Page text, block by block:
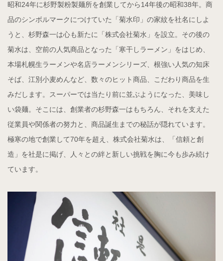
昭和24年に杉野製粉製麺所を創業してから14年後の昭和38年。商
品のシンボルマークにつけていた「菊水印」の家紋を社名にしよ
うと、杉野森一は心も新たに「株式会社菊水」を設立。その後の
菊水は、空前の人気商品となった「寒干しラーメン」をはじめ、
本場札幌生ラーメンや名店ラーメンシリーズ、根強い人気の知床
そば、江別小麦めんなど、数々のヒット商品、こだわり商品を生
みだします。スーパーでは当たり前に並ぶようになった、美味し
い袋麺。そこには、創業者の杉野森一はもちろん、それを支えた
従業員や関係者の努力と、商品誕生までの秘話が隠れています。
極寒の地で創業して70年を超え、株式会社菊水は、「信頼と創
造」を社是に掲げ、人々との絆と新しい挑戦を胸に今も歩み続け
ています。